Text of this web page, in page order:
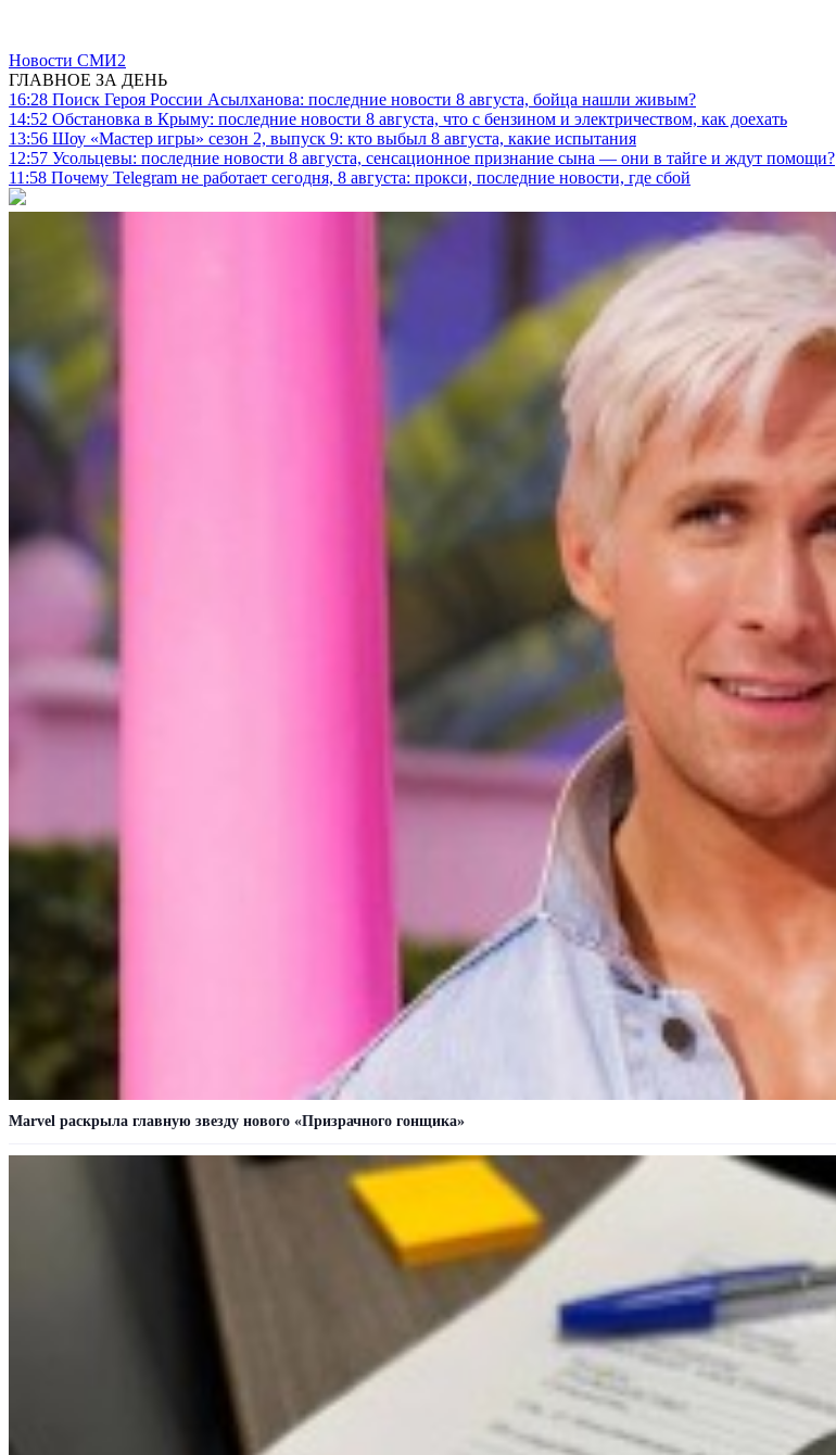
Новости СМИ2
ГЛАВНОЕ ЗА ДЕНЬ
16:28 Поиск Героя России Асылханова: последние новости 8 августа, бойца нашли живым?
14:52 Обстановка в Крыму: последние новости 8 августа, что с бензином и электричеством, как доехать
13:56 Шоу «Мастер игры» сезон 2, выпуск 9: кто выбыл 8 августа, какие испытания
12:57 Усольцевы: последние новости 8 августа, сенсационное признание сына — они в тайге и ждут помощи?
11:58 Почему Telegram не работает сегодня, 8 августа: прокси, последние новости, где сбой
Marvel раскрыла главную звезду нового «Призрачного гонщика»